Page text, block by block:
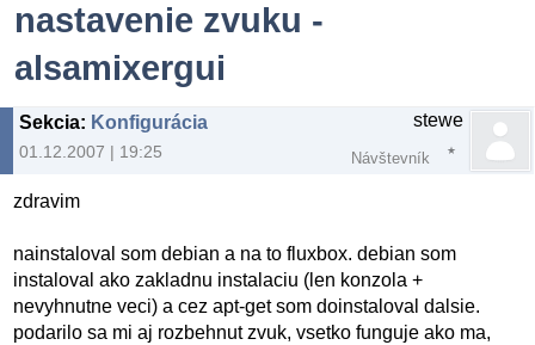
nastavenie zvuku -
alsamixergui
Sekcia: Konfigurácia
01.12.2007 | 19:25
stewe
Návštevník
zdravim
nainstaloval som debian a na to fluxbox. debian som
instaloval ako zakladnu instalaciu (len konzola +
nevyhnutne veci) a cez apt-get som doinstaloval dalsie.
podarilo sa mi aj rozbehnut zvuk, vsetko funguje ako ma,